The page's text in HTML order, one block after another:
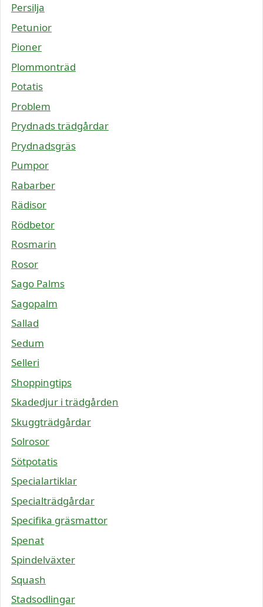
Persilja
Petunior
Pioner
Plommonträd
Potatis
Problem
Prydnads trädgårdar
Prydnadsgräs
Pumpor
Rabarber
Rädisor
Rödbetor
Rosmarin
Rosor
Sago Palms
Sagopalm
Sallad
Sedum
Selleri
Shoppingtips
Skadedjur i trädgården
Skuggträdgårdar
Solrosor
Sötpotatis
Specialartiklar
Specialträdgårdar
Specifika gräsmattor
Spenat
Spindelväxter
Squash
Stadsodlingar